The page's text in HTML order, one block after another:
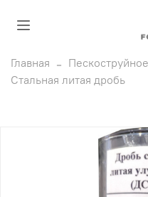
Главная
Стальная литая дробь